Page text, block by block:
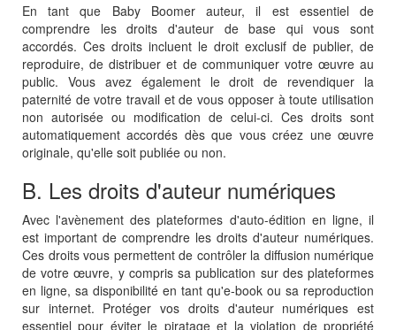
En tant que Baby Boomer auteur, il est essentiel de
comprendre les droits d'auteur de base qui vous sont
accordés. Ces droits incluent le droit exclusif de publier, de
reproduire, de distribuer et de communiquer votre œuvre au
public. Vous avez également le droit de revendiquer la
paternité de votre travail et de vous opposer à toute utilisation
non autorisée ou modification de celui-ci. Ces droits sont
automatiquement accordés dès que vous créez une œuvre
originale, qu'elle soit publiée ou non.
B. Les droits d'auteur numériques
Avec l'avènement des plateformes d'auto-édition en ligne, il
est important de comprendre les droits d'auteur numériques.
Ces droits vous permettent de contrôler la diffusion numérique
de votre œuvre, y compris sa publication sur des plateformes
en ligne, sa disponibilité en tant qu'e-book ou sa reproduction
sur internet. Protéger vos droits d'auteur numériques est
essentiel pour éviter le piratage et la violation de propriété